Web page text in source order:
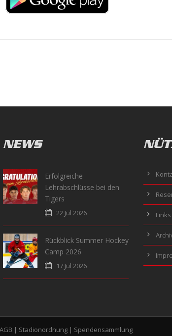
NEWS
Erfolgreiche
Lehrabschlüsse bei den
Tigers
22 Jul 2026
Rückblick Summer Hockey
Camp 2026
17 Jul 2026
Links
AGB | Stadionordnung | Spendensammlung